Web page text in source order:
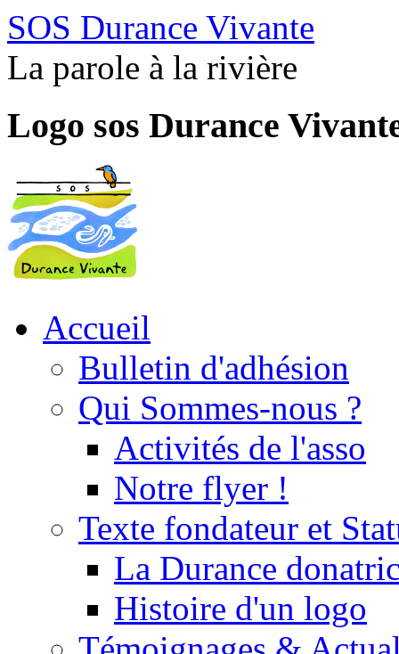
SOS Durance Vivante
La parole à la rivière
Logo sos Durance
Accueil
Bulletin d'adhésion
Qui Sommes-nous ?
Activités de l'asso
Notre flyer !
Texte fondateur et
La Durance
Histoire d'un logo